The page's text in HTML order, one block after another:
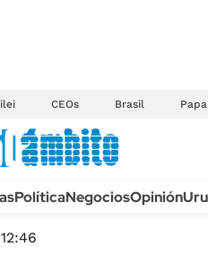
CEOs Brasil
PolíticaNegociosOpinión